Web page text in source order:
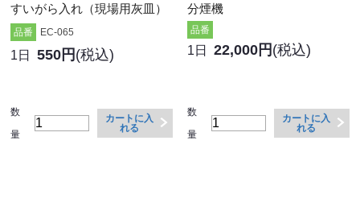
すいがら入れ（現場用灰皿）
品番 EC-065
1日 550円 (税込)
数
量
カートに入
れる
分煙機
品番
1日 22,000円 (税込)
数
量
カートに入
れる